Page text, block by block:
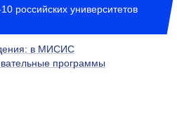
российских университетов
в МИСИС
программы